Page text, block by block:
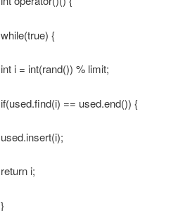
while(true) {
int i = int(rand()) % limit;
if(used.find(i) == used.end()) {
used.insert(i);
return i;
}